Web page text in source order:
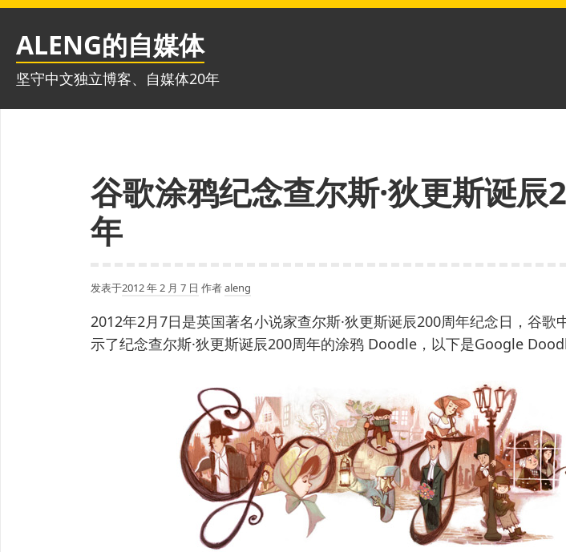
跳
ALENG的自媒体
坚守中文独立博客、自媒体20年
谷歌涂鸦纪念查尔斯·狄更斯诞辰
年
发表于2012 年 2 月 7 日 作者aleng
2012年2月7日是英国著名小说家查尔斯·狄更斯诞辰200周年纪念日，谷歌
示了纪念查尔斯·狄更斯诞辰200周年的涂鸦 Doodle，以下是Google